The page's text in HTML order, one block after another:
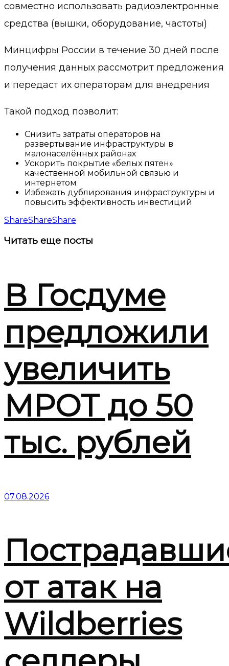
совместно использовать радиоэлектронные
средства (вышки, оборудование, частоты)
Минцифры России в течение 30 дней после
получения данных рассмотрит предложения
и передаст их операторам для внедрения
Такой подход позволит:
Снизить затраты операторов на
развертывание инфраструктуры в
малонаселённых районах
Ускорить покрытие «белых пятен»
качественной мобильной связью и
интернетом
Избежать дублирования инфраструктуры и
повысить эффективность инвестиций
ShareShareShare
Читать еще посты
В Госдуме
предложили
увеличить
МРОТ до 50
тыс. рублей
07.08.2026
от атак на
Wildberries